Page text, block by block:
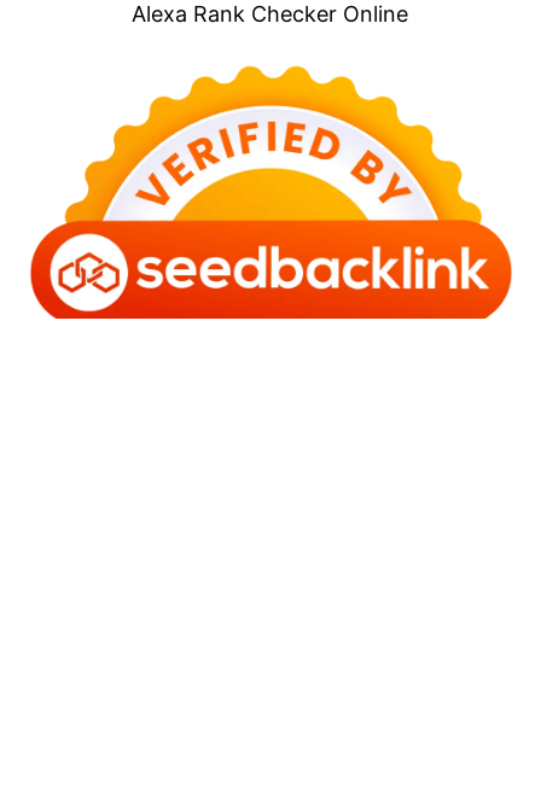
Alexa Rank Checker Online